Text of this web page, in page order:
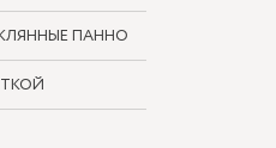
ПАННО